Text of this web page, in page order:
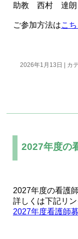
助教 西村 達
ご参加方法はこ
2026年1月13日 | カ
2027年度の
2027年度の看護
詳しくは下記リン
2027年度看護師